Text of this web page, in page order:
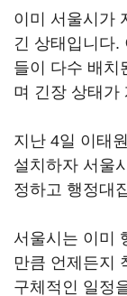
이미 서울시가
긴 상태입니다.
들이 다수 배치
며 긴장 상태가
지난 4일 이태
설치하자 서울
정하고 행정대
서울시는 이미
만큼 언제든지
구체적인 일정